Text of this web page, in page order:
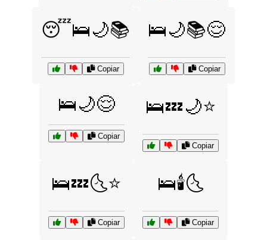
😴🛌🌙📚
Copiar
🛌🌙📚😌
Copiar
🛌🌙😌
Copiar
🛌💤🌙⭐
Copiar
🛌💤🌜⭐
Copiar
🛌🕯️🌜
Copiar